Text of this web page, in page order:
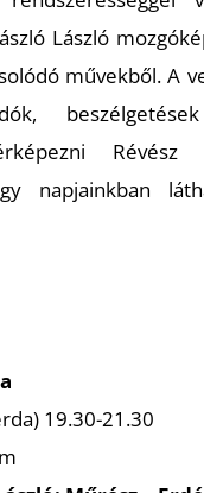
László
művekből. A
Révész
napjainkban
19.30-21.30